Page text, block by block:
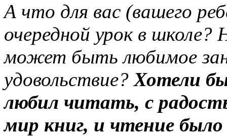
А что для вас (вашего
очередной урок в
может быть любимое
удовольствие?Хотели
любил читать, с
мир книг, и чтение